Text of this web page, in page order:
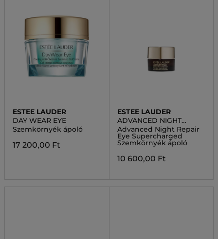
ESTEE LAUDER
DAY WEAR EYE
Szemkörnyék ápoló
17 200,00 Ft
ESTEE LAUDER
ADVANCED NIGHT
REPAIR
Advanced Night Repair
Eye Supercharged
Szemkörnyék ápoló
10 600,00 Ft